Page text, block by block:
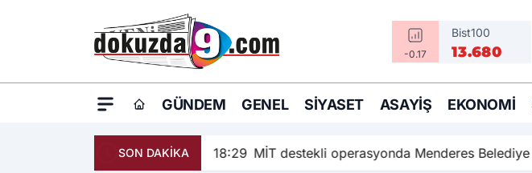
-0.17
Bist100
13.680
GÜNDEM GENEL SIYASET ASAYIŞ EKONOMI
SON DAKİKA 18:29 MİT destekli operasyonda Menderes Belediye